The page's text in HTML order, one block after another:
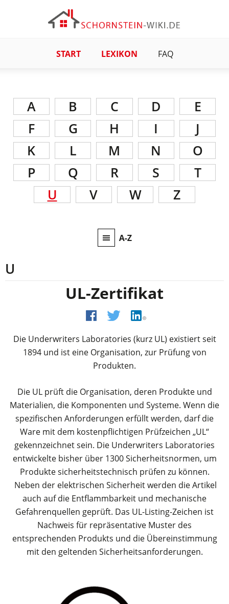
START LEXIKON FAQ
A B C D
E
F
G H I
J
K
L M N
O
P
Q R S
T
U
V W Z
U
UL-Zertifikat
Die Underwriters Laboratories (kurz UL) existiert seit
1894 und ist eine Organisation, zur Prüfung von
Produkten.
Die UL prüft die Organisation, deren Produkte und
Materialien, die Komponenten und Systeme. Wenn die
spezifischen Anforderungen erfüllt werden, darf die
Ware mit dem kostenpflichtigen Prüfzeichen „UL“
gekennzeichnet sein. Die Underwriters Laboratories
entwickelte bisher über 1300 Sicherheitsnormen, um
Produkte sicherheitstechnisch prüfen zu können.
Neben der elektrischen Sicherheit werden die Artikel
auch auf die Entflammbarkeit und mechanische
Gefahrenquellen geprüft. Das UL-Listing-Zeichen ist
Nachweis für repräsentative Muster des
entsprechenden Produkts und die Übereinstimmung
mit den geltenden Sicherheitsanforderungen.